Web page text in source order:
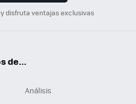
disfruta ventajas exclusivas
de...
Análisis